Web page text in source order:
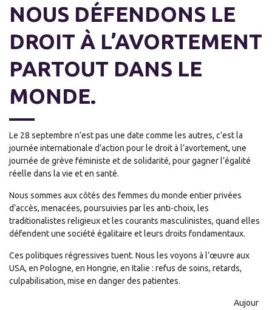
NOUS DÉFENDONS LE
DROIT À L’AVORTEMENT
PARTOUT DANS LE
MONDE.
Le 28 septembre n’est pas une date comme les autres, c’est la
journée internationale d’action pour le droit à l’avortement, une
journée de grève féministe et de solidarité, pour gagner l’égalité
réelle dans la vie et en santé.
Nous sommes aux côtés des femmes du monde entier privées
d’accès, menacées, poursuivies par les anti-choix, les
traditionalistes religieux et les courants masculinistes, quand elles
défendent une société égalitaire et leurs droits fondamentaux.
Ces politiques régressives tuent. Nous les voyons à l’œuvre aux
USA, en Pologne, en Hongrie, en Italie : refus de soins, retards,
culpabilisation, mise en danger des patientes.
Aujour